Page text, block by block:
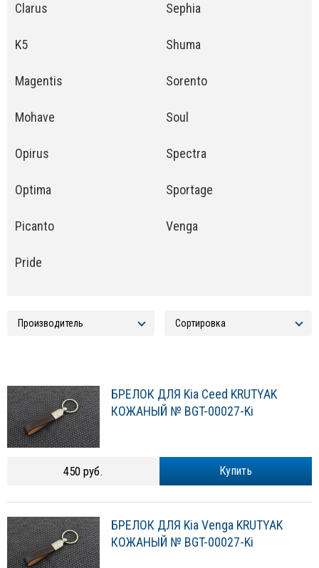
Clarus
K5
Magentis
Mohave
Opirus
Optima
Picanto
Pride
Sephia
Shuma
Sorento
Soul
Spectra
Sportage
Venga
БРЕЛОК ДЛЯ Kia Ceed KRUTYAK
КОЖАНЫЙ № BGT-00027-Ki
Купить
450 руб.
БРЕЛОК ДЛЯ Kia Venga KRUTYAK
КОЖАНЫЙ № BGT-00027-Ki